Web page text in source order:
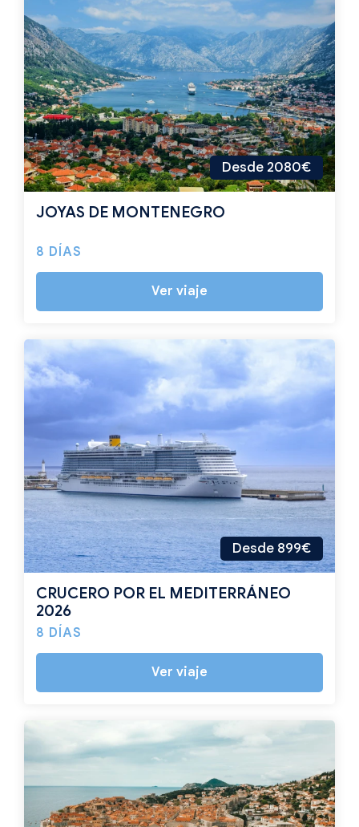
Desde 2080€
JOYAS DE MONTENEGRO
8 DÍAS
Ver viaje
Desde 899€
CRUCERO POR EL MEDITERRÁNEO
2026
8 DÍAS
Ver viaje